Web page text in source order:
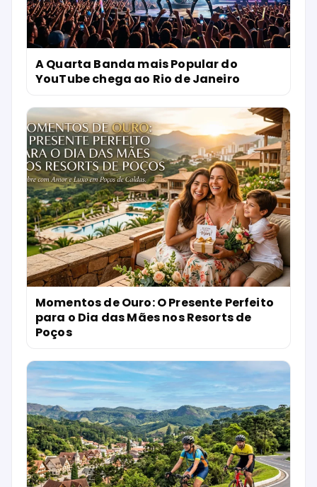
A Quarta Banda mais Popular do
YouTube chega ao Rio de Janeiro
Momentos de Ouro: O Presente Perfeito
para o Dia das Mães nos Resorts de
Poços